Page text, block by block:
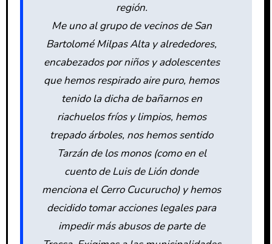
región.
Me uno al grupo de vecinos de San
Bartolomé Milpas Alta y alrededores,
encabezados por niños y adolescentes
que hemos respirado aire puro, hemos
tenido la dicha de bañarnos en
riachuelos fríos y limpios, hemos
trepado árboles, nos hemos sentido
Tarzán de los monos (como en el
cuento de Luis de Lión donde
menciona el Cerro Cucurucho) y hemos
decidido tomar acciones legales para
impedir más abusos de parte de